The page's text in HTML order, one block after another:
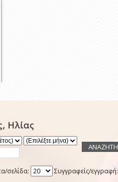
Ηλίας
σελίδα: Συγγραφείς/εγγραφή: